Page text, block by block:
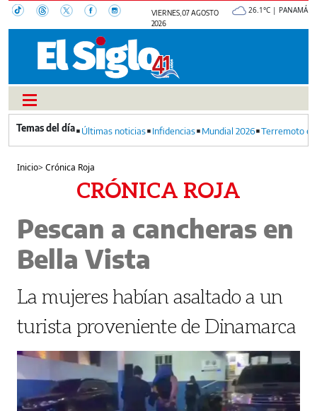
VIERNES, 07 AGOSTO
2026
26.1°C | PANAMÁ
Últimas noticias Infidencias Mundial 2026 Terremoto
Inicio>Crónica Roja
CRÓNICA ROJA
Pescan a cancheras en
Bella Vista
La mujeres habían asaltado a un
turista proveniente de Dinamarca